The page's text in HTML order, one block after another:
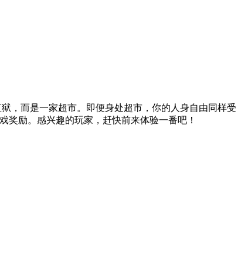
，而是一家超市。即便身处超市，你的人身自由同样受
励。感兴趣的玩家，赶快前来体验一番吧！